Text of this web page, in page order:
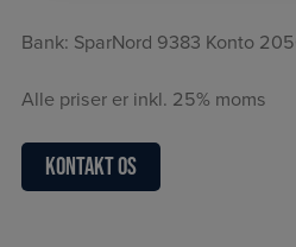
Bank: SparNord 9383 Konto
Alle priser er inkl. 25% moms
Kontakt os